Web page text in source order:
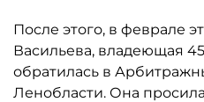
После этого, в феврале
Васильева, владеющая
обратилась в
Ленобласти. Она